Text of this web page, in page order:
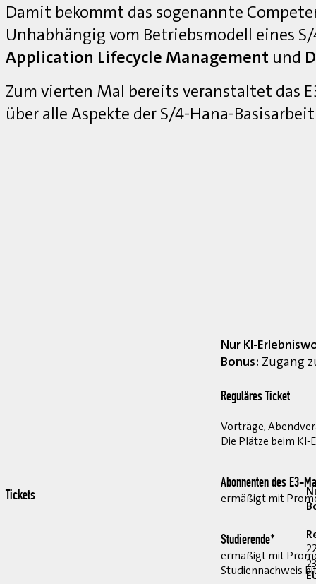
Damit bekommt das sogenannte
Unhabhängig vom Betriebsmodell eines
Application Lifecycle Management und
Zum vierten Mal bereits veranstaltet das
über alle Aspekte der S/4-Hana-
Nur KI-
Bonus: Zugang
Reguläres Ticket
Vorträge,
Die Plätze beim
Abonnenten des E3-
ermäßigt mit
Studierende*
ermäßigt mit
Studiennachweis
Tickets